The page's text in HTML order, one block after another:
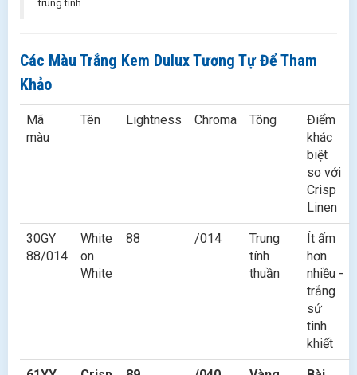
trung tính.
Các Màu Trắng Kem Dulux Tương Tự Để Tham
Khảo
Mã
màu
Tên Lightness Chroma Tông
Điểm
khác
biệt
so với
Crisp
Linen
30GY
88/014
White
on
White
88 /014
Trung
tính
thuần
Ít ấm
hơn
nhiều -
trắng
sứ
tinh
khiết